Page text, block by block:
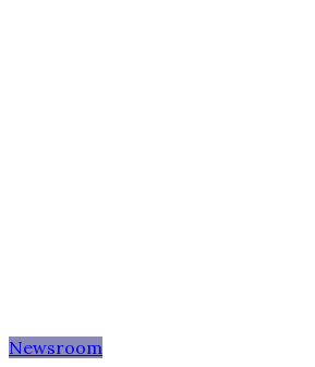
Newsroom